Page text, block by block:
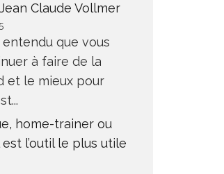
Claude Vollmer
que vous
à faire de la
et le mieux pour
home-trainer ou
l’outil le plus utile